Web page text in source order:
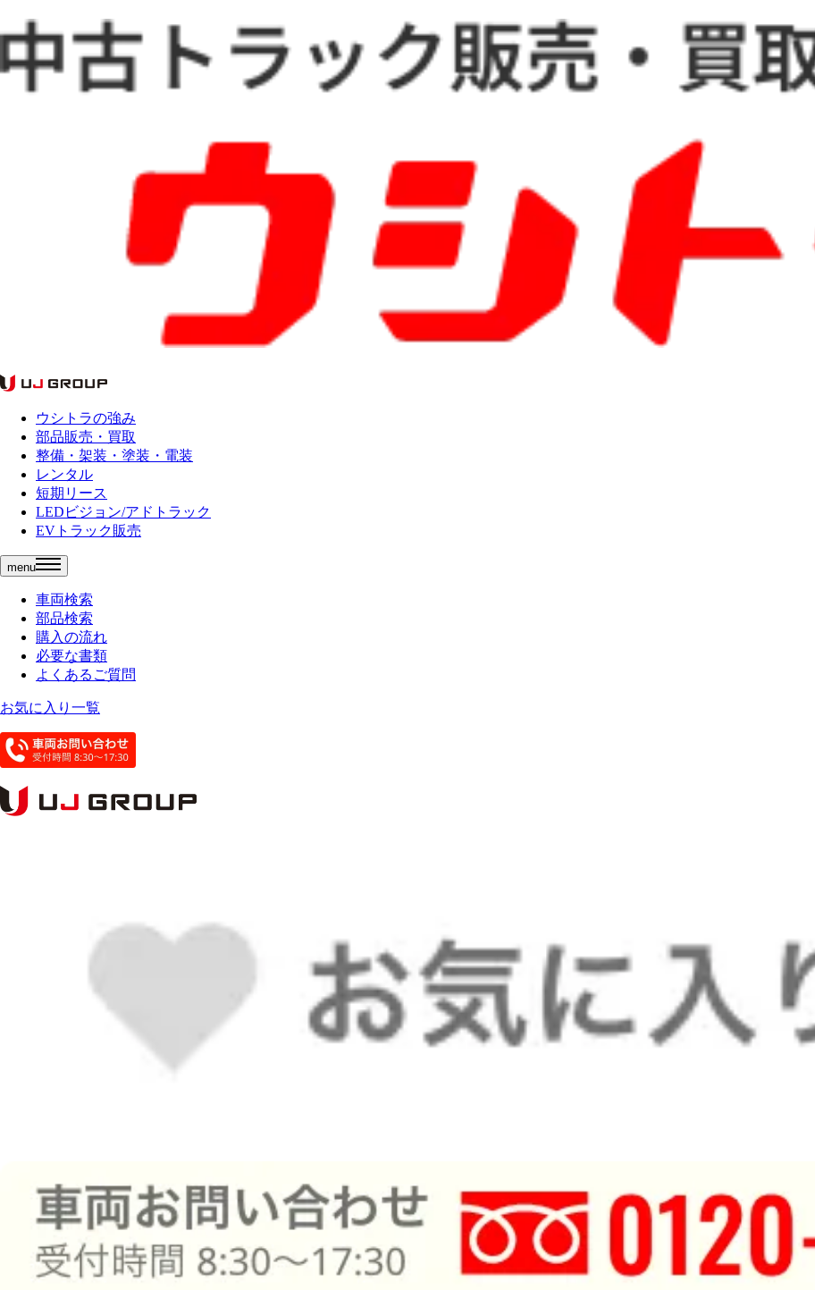
ウシトラの強み
部品販売・買取
整備・架装・塗装・電装
レンタル
短期リース
LEDビジョン/アドトラック
EVトラック販売
menu
車両検索
部品検索
購入の流れ
必要な書類
よくあるご質問
お気に入り一覧